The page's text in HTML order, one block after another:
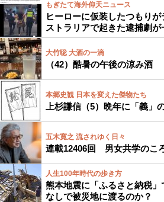
もぎたて海外仰天ニュース
ヒーローに仮装したつもり
ストラリアで起きた逮捕劇が
大竹聡 大酒の一滴
（42）酷暑の午後の涼み酒
本郷史観 日本を変えた傑物たち
上杉謙信（5）晩年に「義」
五木寛之 流されゆく日々
連載12406回 男女共学の
人生100年時代の歩き方
熊本地震に「ふるさと納税
なしで被災地に渡るのか？